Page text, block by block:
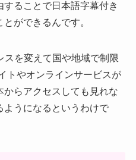
ることで日本語字幕付き
ができるんです。
を変えて国や地域で制限
トやオンラインサービスが
らアクセスしても見れな
ようになるというわけで